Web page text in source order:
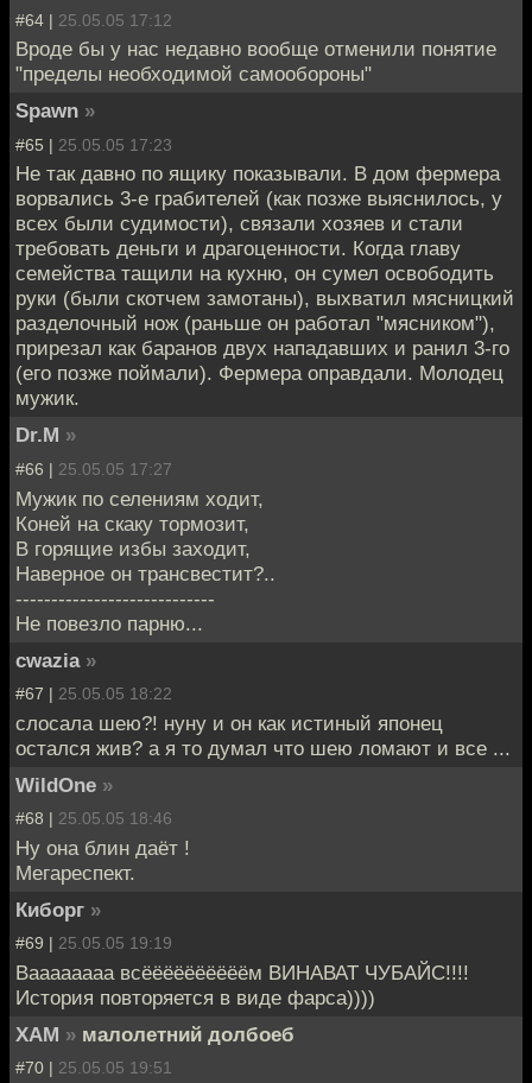
#64 | 25.05.05 17:12
Вроде бы у нас недавно вообще отменили понятие
"пределы необходимой самообороны"
Spawn »
#65 | 25.05.05 17:23
Не так давно по ящику показывали. В дом фермера
ворвались 3-е грабителей (как позже выяснилось, у
всех были судимости), связали хозяев и стали
требовать деньги и драгоценности. Когда главу
семейства тащили на кухню, он сумел освободить
руки (были скотчем замотаны), выхватил мясницкий
разделочный нож (раньше он работал "мясником"),
прирезал как баранов двух нападавших и ранил 3-го
(его позже поймали). Фермера оправдали. Молодец
мужик.
Dr.M »
#66 | 25.05.05 17:27
Мужик по селениям ходит,
Коней на скаку тормозит,
В горящие избы заходит,
Наверное он трансвестит?..
----------------------------
Не повезло парню...
cwazia »
#67 | 25.05.05 18:22
слосала шею?! нуну и он как истиный японец
остался жив? а я то думал что шею ломают и все ...
WildOne »
#68 | 25.05.05 18:46
Ну она блин даёт !
Мегареспект.
Киборг »
#69 | 25.05.05 19:19
Ваааааааа всёёёёёёёёёём ВИНАВАТ ЧУБАЙС!!!!
История повторяется в виде фарса))))
XAM » малолетний долбоеб
#70 | 25.05.05 19:51